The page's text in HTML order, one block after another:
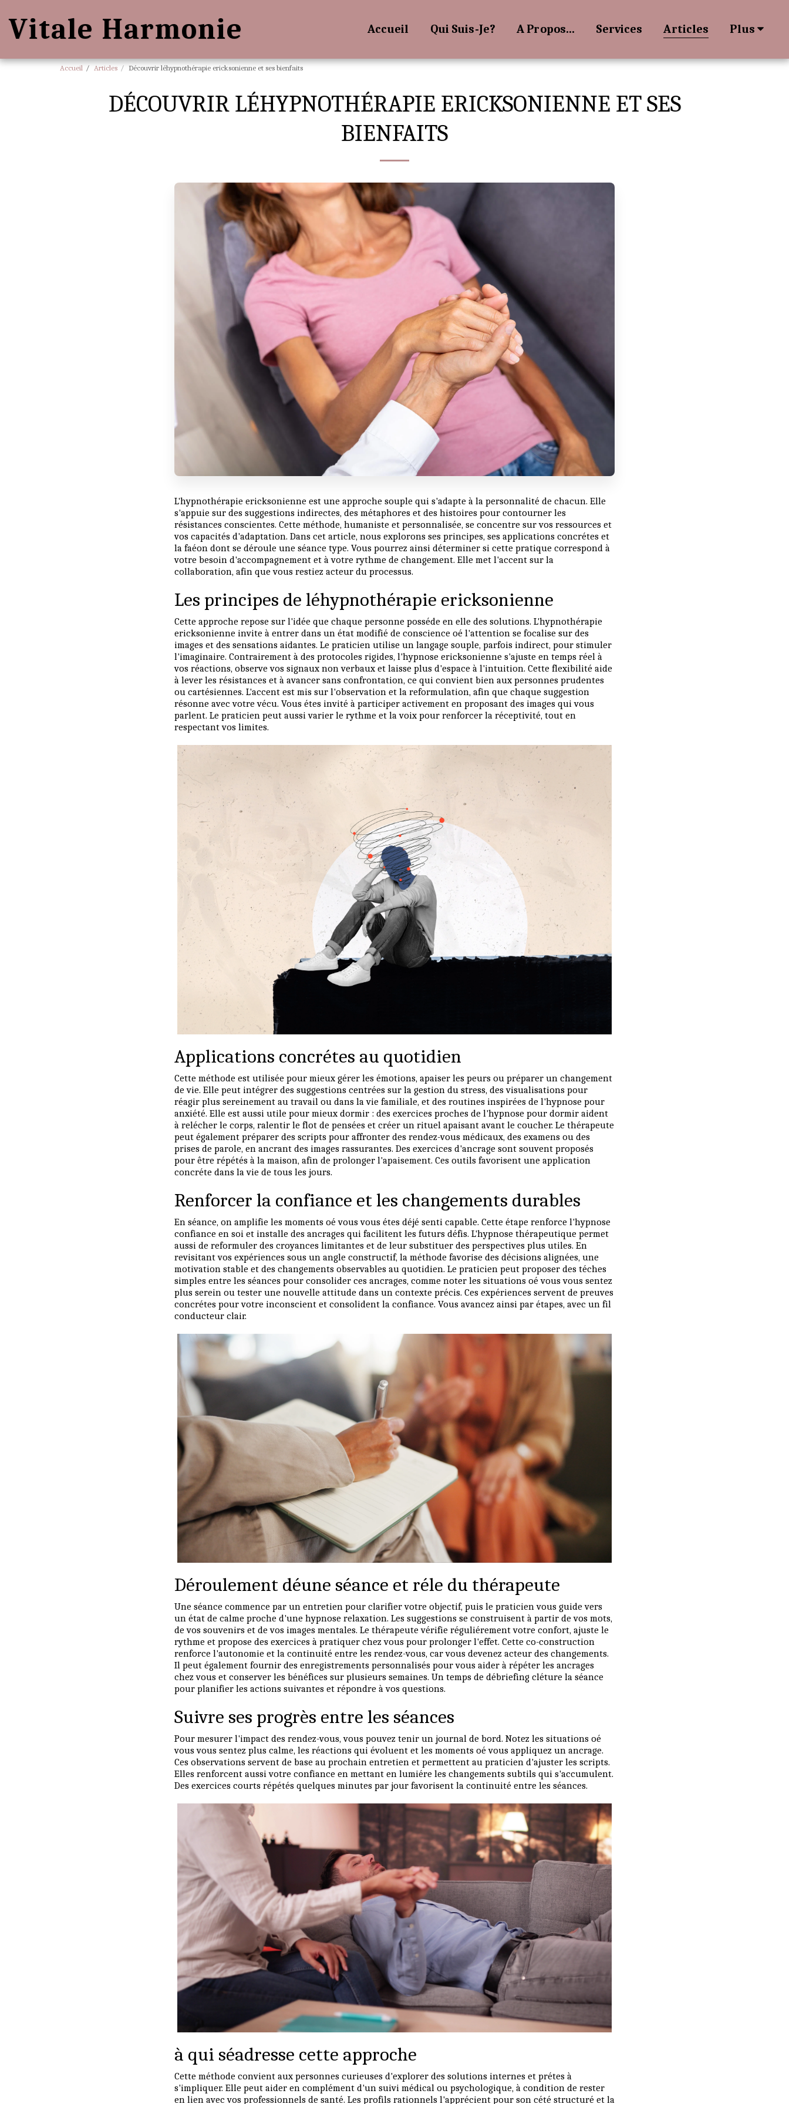
Vitale Harmonie Accueil Qui Suis-Je? A Propos... Services Articles Plus
Accueil Articles Découvrir léhypnothérapie ericksonienne et ses bienfaits
DÉCOUVRIR LÉHYPNOTHÉRAPIE ERICKSONIENNE ET SES
BIENFAITS
L'hypnothérapie ericksonienne est une approche souple qui s'adapte à la personnalité de chacun. Elle
s'appuie sur des suggestions indirectes, des métaphores et des histoires pour contourner les
résistances conscientes. Cette méthode, humaniste et personnalisée, se concentre sur vos ressources et
vos capacités d'adaptation. Dans cet article, nous explorons ses principes, ses applications concrétes et
la faéon dont se déroule une séance type. Vous pourrez ainsi déterminer si cette pratique correspond à
votre besoin d'accompagnement et à votre rythme de changement. Elle met l'accent sur la
collaboration, afin que vous restiez acteur du processus.
Les principes de léhypnothérapie ericksonienne
Cette approche repose sur l'idée que chaque personne posséde en elle des solutions. L'hypnothérapie
ericksonienne invite à entrer dans un état modifié de conscience oé l'attention se focalise sur des
images et des sensations aidantes. Le praticien utilise un langage souple, parfois indirect, pour stimuler
l'imaginaire. Contrairement à des protocoles rigides, l'hypnose ericksonienne s'ajuste en temps réel à
vos réactions, observe vos signaux non verbaux et laisse plus d'espace à l'intuition. Cette flexibilité aide
à lever les résistances et à avancer sans confrontation, ce qui convient bien aux personnes prudentes
ou cartésiennes. L'accent est mis sur l'observation et la reformulation, afin que chaque suggestion
résonne avec votre vécu. Vous étes invité à participer activement en proposant des images qui vous
parlent. Le praticien peut aussi varier le rythme et la voix pour renforcer la réceptivité, tout en
respectant vos limites.
Applications concrétes au quotidien
Cette méthode est utilisée pour mieux gérer les émotions, apaiser les peurs ou préparer un changement
de vie. Elle peut intégrer des suggestions centrées sur la gestion du stress, des visualisations pour
réagir plus sereinement au travail ou dans la vie familiale, et des routines inspirées de l'hypnose pour
anxiété. Elle est aussi utile pour mieux dormir : des exercices proches de l'hypnose pour dormir aident
à relécher le corps, ralentir le flot de pensées et créer un rituel apaisant avant le coucher. Le thérapeute
peut également préparer des scripts pour affronter des rendez-vous médicaux, des examens ou des
prises de parole, en ancrant des images rassurantes. Des exercices d'ancrage sont souvent proposés
pour être répétés à la maison, afin de prolonger l'apaisement. Ces outils favorisent une application
concréte dans la vie de tous les jours.
Renforcer la confiance et les changements durables
En séance, on amplifie les moments oé vous vous étes déjé senti capable. Cette étape renforce l'hypnose
confiance en soi et installe des ancrages qui facilitent les futurs défis. L'hypnose thérapeutique permet
aussi de reformuler des croyances limitantes et de leur substituer des perspectives plus utiles. En
revisitant vos expériences sous un angle constructif, la méthode favorise des décisions alignées, une
motivation stable et des changements observables au quotidien. Le praticien peut proposer des téches
simples entre les séances pour consolider ces ancrages, comme noter les situations oé vous vous sentez
plus serein ou tester une nouvelle attitude dans un contexte précis. Ces expériences servent de preuves
concrétes pour votre inconscient et consolident la confiance. Vous avancez ainsi par étapes, avec un fil
conducteur clair.
Déroulement déune séance et réle du thérapeute
Une séance commence par un entretien pour clarifier votre objectif, puis le praticien vous guide vers
un état de calme proche d'une hypnose relaxation. Les suggestions se construisent à partir de vos mots,
de vos souvenirs et de vos images mentales. Le thérapeute vérifie réguliérement votre confort, ajuste le
rythme et propose des exercices à pratiquer chez vous pour prolonger l'effet. Cette co-construction
renforce l'autonomie et la continuité entre les rendez-vous, car vous devenez acteur des changements.
Il peut également fournir des enregistrements personnalisés pour vous aider à répéter les ancrages
chez vous et conserver les bénéfices sur plusieurs semaines. Un temps de débriefing cléture la séance
pour planifier les actions suivantes et répondre à vos questions.
Suivre ses progrès entre les séances
Pour mesurer l'impact des rendez-vous, vous pouvez tenir un journal de bord. Notez les situations oé
vous vous sentez plus calme, les réactions qui évoluent et les moments oé vous appliquez un ancrage.
Ces observations servent de base au prochain entretien et permettent au praticien d'ajuster les scripts.
Elles renforcent aussi votre confiance en mettant en lumiére les changements subtils qui s'accumulent.
Des exercices courts répétés quelques minutes par jour favorisent la continuité entre les séances.
à qui séadresse cette approche
Cette méthode convient aux personnes curieuses d'explorer des solutions internes et prétes à
s'impliquer. Elle peut aider en complément d'un suivi médical ou psychologique, à condition de rester
en lien avec vos professionnels de santé. Les profils rationnels l'apprécient pour son cété structuré et la